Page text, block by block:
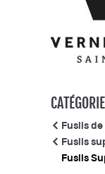
Fusils
Fusils
Fusils